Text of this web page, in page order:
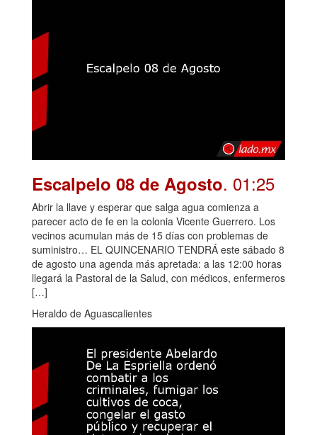
Escalpelo 08 de Agosto. 01:25
Abrir la llave y esperar que salga agua comienza a
parecer acto de fe en la colonia Vicente Guerrero. Los
vecinos acumulan más de 15 días con problemas de
suministro… EL QUINCENARIO TENDRÁ este sábado 8
de agosto una agenda más apretada: a las 12:00 horas
llegará la Pastoral de la Salud, con médicos, enfermeros
[…]
Heraldo de Aguascalientes